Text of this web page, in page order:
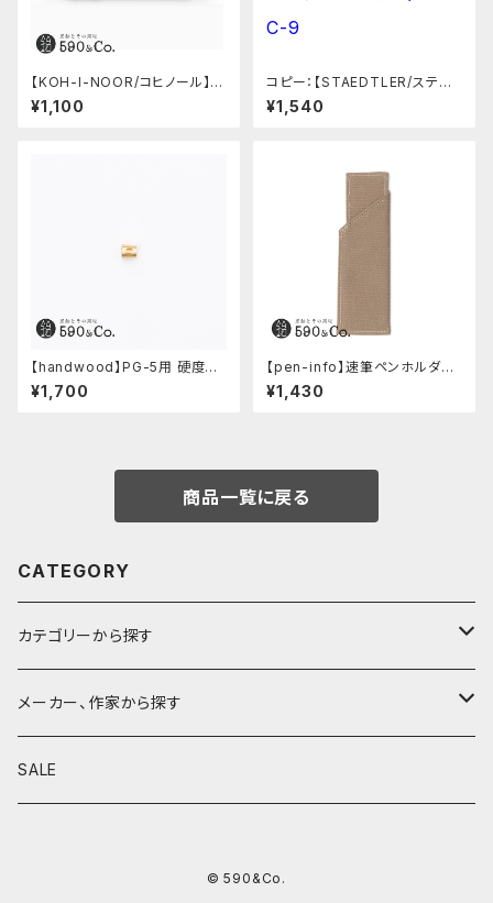
【KOH-I-NOOR/コヒノール】M
ephisto profi 5035シャープ
ペンシル(0.5mm)
¥1,100
コピー：【STAEDTLER/ステッド
ラー】マルス テクニコ芯ホルダ
ー ブラック/780 C-9
¥1,540
【handwood】PG-5用 硬度表
示窓 (真鍮/丸窓)
¥1,700
【pen-info】速筆ペンホルダー
590&Co.別注色 (ベージュ)
¥1,430
商品一覧に戻る
CATEGORY
カテゴリーから探す
鉛筆
鉛筆補助軸
メーカー、作家から探す
590&Co.
SALE
© 590&Co.